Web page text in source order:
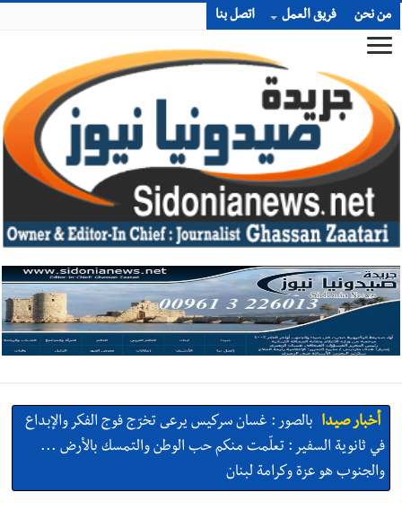
من نحن فريق العمل اتصل بنا
في ثانوية السفير : تعلّمت منكم حب الوطن والتمسك بالأرض ...
والجنوب هو عزة وكرامة لبنان
أخبار صيدا المهندس محمد السعودي يستقبل المختارين بعاصيري